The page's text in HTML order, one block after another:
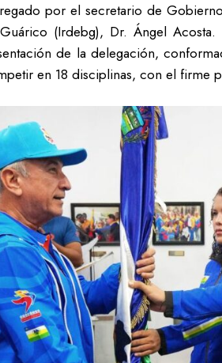
por el secretario de
(Irdebg), Dr. Ángel
de la delegación,
en 18 disciplinas, con el